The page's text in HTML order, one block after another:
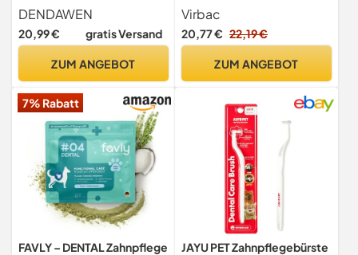
Hundezahnpasta gegen
Zahnstein und Mundgeruch,
Zahncreme, Zahnpflege-
DENDAWEN
20,99 € gratis Versand
ZUM ANGEBOT
Virbac
20,77 € 22,19 €
ZUM ANGEBOT
7% Rabatt
FAVLY – DENTAL Zahnpflege
JAYU PET Zahnpflegebürste